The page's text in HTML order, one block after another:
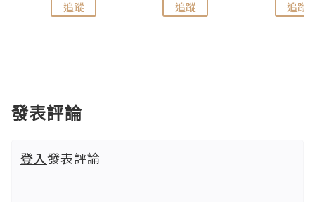
追蹤 追蹤 追蹤
發表評論
登入發表評論